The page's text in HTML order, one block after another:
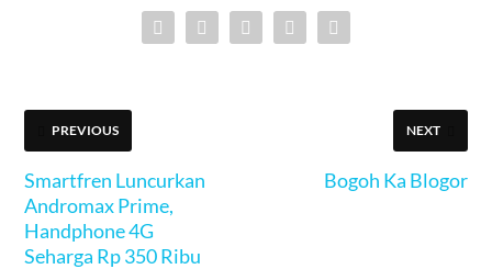
PREVIOUS
Smartfren Luncurkan
Andromax Prime,
Handphone 4G
Seharga Rp 350 Ribu
NEXT
Bogoh Ka Blogor